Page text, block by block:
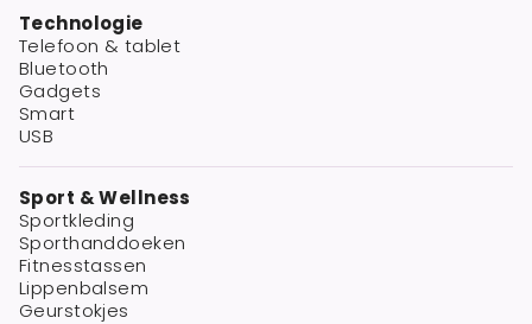
Technologie
Telefoon & tablet
Bluetooth
Gadgets
Smart
USB
Sport & Wellness
Sportkleding
Sporthanddoeken
Fitnesstassen
Lippenbalsem
Geurstokjes